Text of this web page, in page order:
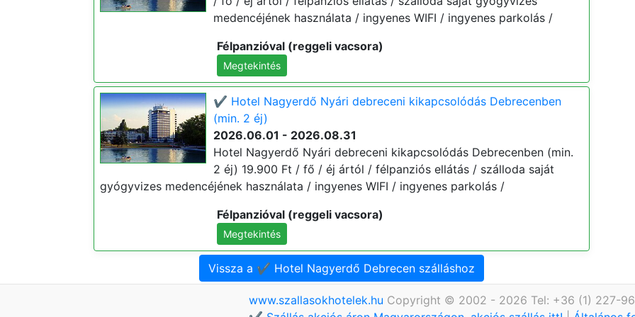
medencéjének használata / ingyenes WIFI / ingyenes parkolás /
Félpanzióval (reggeli vacsora)
Megtekintés
✔️ Hotel Nagyerdő Nyári debreceni kikapcsolódás Debrecenben
(min. 2 éj)
2026.06.01 - 2026.08.31
Hotel Nagyerdő Nyári debreceni kikapcsolódás Debrecenben (min.
2 éj) 19.900 Ft / fő / éj ártól / félpanziós ellátás / szálloda saját
gyógyvizes medencéjének használata / ingyenes WIFI / ingyenes parkolás /
Félpanzióval (reggeli vacsora)
Megtekintés
Vissza a ✔️ Hotel Nagyerdő Debrecen szálláshoz
www.szallasokhotelek.hu Copyright © 2002 - 2026 Tel: +36 (1) 227-